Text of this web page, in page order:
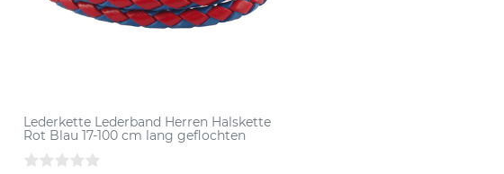
Lederkette Lederband Herren Halskette
Rot Blau 17-100 cm lang geflochten